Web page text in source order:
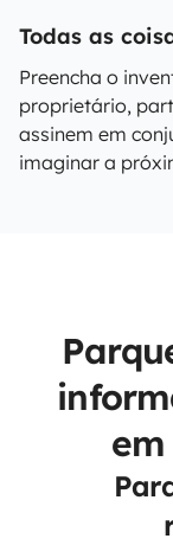
Todas as
Preencha o
proprietário,
assinem em
imaginar a